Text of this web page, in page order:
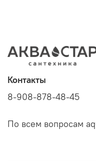
Контакты
8-908-878-48-45
По всем вопросам